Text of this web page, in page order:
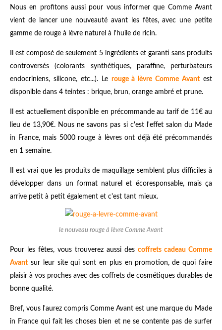
Nous en profitons aussi pour vous informer que Comme Avant
vient de lancer une nouveauté avant les fêtes, avec une petite
gamme de rouge à lèvre naturel à l'huile de ricin.
Il est composé de seulement 5 ingrédients et garanti sans produits
controversés (colorants synthétiques, paraffine, perturbateurs
endocriniens, silicone, etc...). Le rouge à lèvre Comme Avant est
disponible dans 4 teintes : brique, brun, orange ambré et prune.
Il est actuellement disponible en précommande au tarif de 11€ au
lieu de 13,90€. Nous ne savons pas si c'est l'effet salon du Made
in France, mais 5000 rouge à lèvres ont déjà été précommandés
en 1 semaine.
Il est vrai que les produits de maquillage semblent plus difficiles à
développer dans un format naturel et écoresponsable, mais ça
arrive petit à petit également et c'est tant mieux.
le nouveau rouge à lèvre Comme Avant
Pour les fêtes, vous trouverez aussi des coffrets cadeau Comme
Avant sur leur site qui sont en plus en promotion, de quoi faire
plaisir à vos proches avec des coffrets de cosmétiques durables de
bonne qualité.
Bref, vous l'aurez compris Comme Avant est une marque du Made
in France qui fait les choses bien et ne se contente pas de surfer